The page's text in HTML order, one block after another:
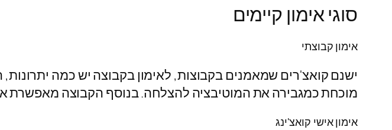
סוגי אימון קיימים
אימון קבוצתי
ישנם קואצ'רים שמאמנים בקבוצות, לאימון בקבוצה יש כמה
מוכחת כמגבירה את המוטיבציה להצלחה. בנוסף הקבוצה מאפשרת
אימון אישי קואצ'ינג